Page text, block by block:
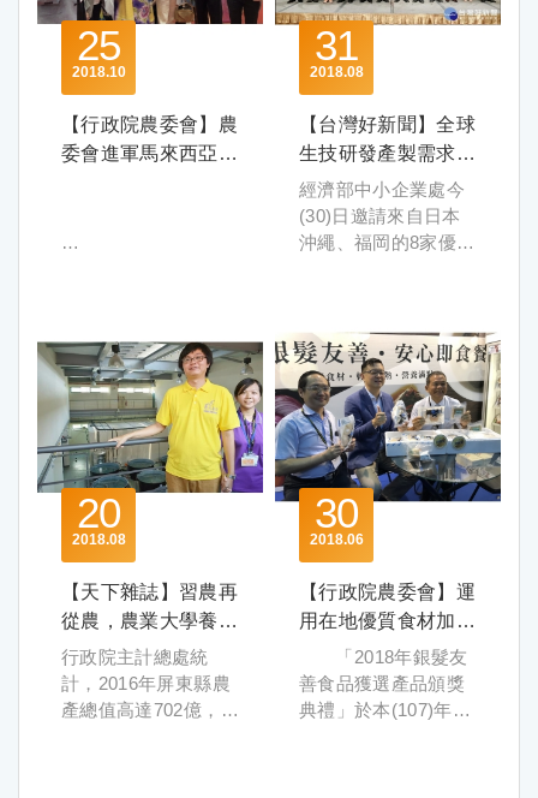
在當了一年養殖學徒
後，以初生之犢不畏
虎的精神募資創辦
「峰漁股份有限公
司」，自行規劃養殖
模式，實現夢想。
缺這股排山倒海而來
不忘初衷，讓夢想做
大做好
自行創業雖然艱辛，
卻少了傳統框架的拘
束，讓劉建伸得以堅
持「友善環境」的經
營理念。他所開發的
室內外階段式循環水
養殖系統，利用室內
恆溫讓魚苗穩定長
大，再將成魚放入戶
外激化成長，縮短生
長週期與相關成本，
有效節省水資源；為
lifestyle」，分享臺灣
時尚休閒及美好生活
意象。
觀光美食交流更勝以
往 期待觀光人數創新
臺馬人文觀光交流更
勝以往，臺灣觀光形
象館準備1,000份的臺
空，也有不少民眾諮
詢米其林美食行程。
臺中形象館帶來遠近
馳名的臺灣伴手禮，
吸引超過百家潛力買
主前來商洽，試吃活
動也深受民眾歡迎，
現場更介紹將於11月
開幕之台中花博，詢
問度超乎預期。臺北
形象館參展商KKday
郭小姐透露有許多消
費者詢問其app使用方
式，表示此次參展是
品牌曝光的絕佳機
會，預期前往臺灣觀
25
10
2018
【行政院農委會】農
委會進軍馬來西亞
發布機關：農委會(國
際處)
團參加本（25）日起
至27日止在馬來西亞
吉隆坡國際會議中心
31
08
2018
【台灣好新聞】全球
生技研發產製需求增
溫 經部辦臺日交流
促跨國合作共創商機
經濟部中小企業處今
(30)日邀請來自日本
沖繩、福岡的8家優質
2018中小企業商機創
造展示交流會(臺南
場) 」，現場展出臺日
最新權威技術與先進
產品，吸引不少跨領
域的企業代表到場交
流爭取合作機會。
全球人口高齡化、生
活品質高質化，以及
全球農林漁牧業因應
氣候變遷而必須調整
是推動各國生技、醫
藥領域持續開創更多
可能的直接原因，也
20
08
2018
【天下雜誌】習農再
從農，農業大學養專
才
行政院主計總處統
計，2016年屏東縣農
產總值高達702億，然
30
06
2018
【行政院農委會】運
用在地優質食材加工
銀髮友善食品為長者
飲食加分
「2018年銀髮友
善食品獲選產品頒獎
典禮」於本(107)年6